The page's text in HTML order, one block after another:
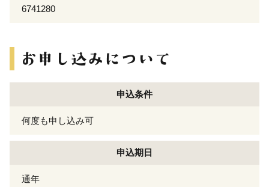
6741280
申込条件
何度も申し込み可
申込期日
通年